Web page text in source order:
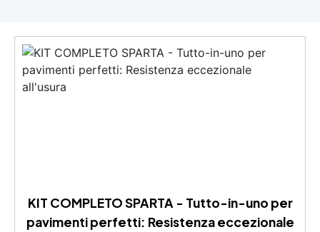
KIT COMPLETO SPARTA - Tutto-in-uno per
pavimenti perfetti: Resistenza eccezionale